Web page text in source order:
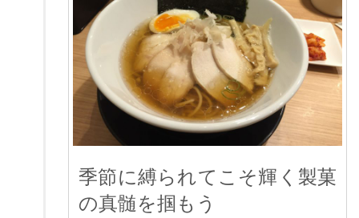
季節に縛られてこそ輝く製菓
の真髄を掴もう